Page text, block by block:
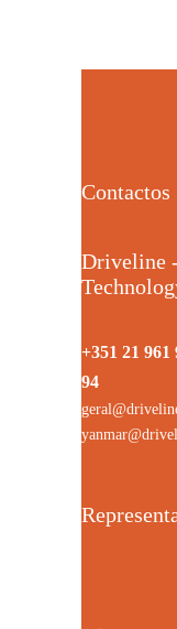
Contactos
Driveline
+351 21 961
94